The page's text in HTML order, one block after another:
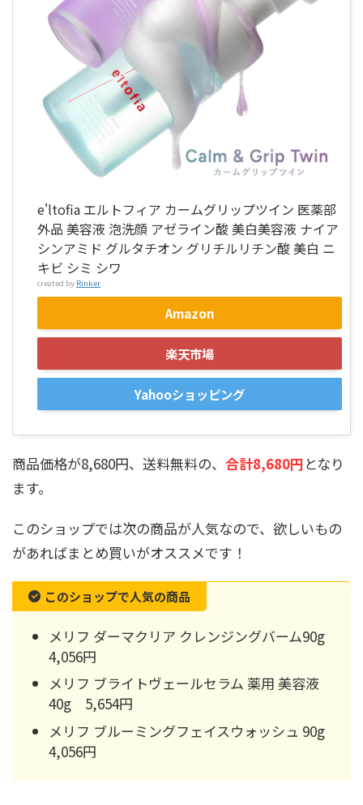
e'ltofia エルトフィア カームグリップツイン 医薬部
外品 美容液 泡洗顔 アゼライン酸 美白美容液 ナイア
シンアミド グルタチオン グリチルリチン酸 美白 ニ
キビ シミ シワ
created by Rinker
Amazon
楽天市場
Yahooショッピング
商品価格が8,680円、送料無料の、 合計8,680円 となり
ます。
このショップでは次の商品が人気なので、欲しいもの
があればまとめ買いがオススメです！
このショップで人気の商品
メリフ ダーマクリア クレンジングバーム90g
4,056円
メリフ ブライトヴェールセラム 薬用 美容液
40g 5,654円
メリフ ブルーミングフェイスウォッシュ 90g
4,056円